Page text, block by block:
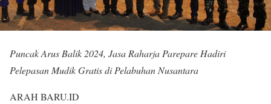
Puncak Arus Balik 2024, Jasa Raharja Parepare Hadiri
Pelepasan Mudik Gratis di Pelabuhan Nusantara
ARAH BARU.ID